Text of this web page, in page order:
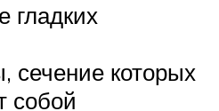
гладких
сечение которых
собой